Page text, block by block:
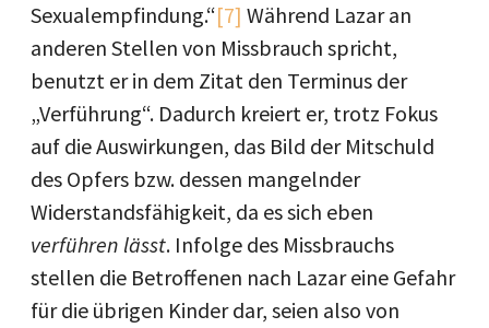
Sexualempfindung.“[7] Während Lazar an
anderen Stellen von Missbrauch spricht,
benutzt er in dem Zitat den Terminus der
„Verführung“. Dadurch kreiert er, trotz Fokus
auf die Auswirkungen, das Bild der Mitschuld
des Opfers bzw. dessen mangelnder
Widerstandsfähigkeit, da es sich eben
verführen lässt. Infolge des Missbrauchs
stellen die Betroffenen nach Lazar eine Gefahr
für die übrigen Kinder dar, seien also von